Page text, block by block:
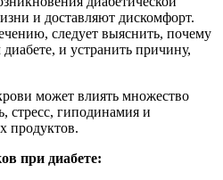
и доставляют дискомфорт.
следует выяснить, почему
и устранить причину,
может влиять множество
стресс, гиподинамия и
продуктов.
при диабете: